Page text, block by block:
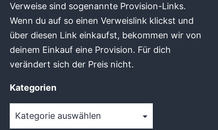
Verweise sind sogenannte Provision-Links.
Wenn du auf so einen Verweislink klickst und
über diesen Link einkaufst, bekommen wir von
deinem Einkauf eine Provision. Für dich
verändert sich der Preis nicht.
Kategorien
Kategorien